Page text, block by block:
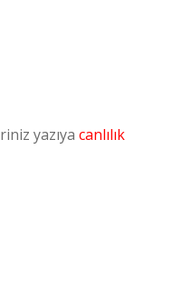
yazıya canlılık